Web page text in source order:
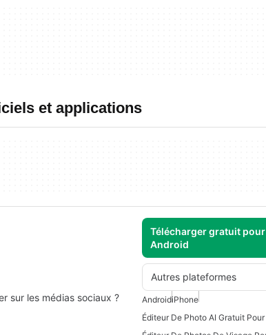
et applications
Télécharger gratuit pour
Android
Autres plateformes
sur les médias sociaux ?
AndroidiPhone